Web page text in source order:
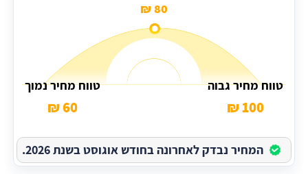
80 ₪
טווח מחיר גבוה
100 ₪
טווח מחיר נמוך
60 ₪
המחיר נבדק לאחרונה בחודש אוגוסט בשנת 2026.